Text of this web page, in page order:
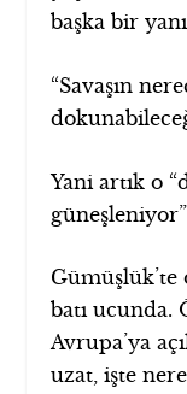
başka bir
“Savaşın
Yani artık o
Gümüşlük’te
batı ucunda.
Avrupa’ya
uzat, işte